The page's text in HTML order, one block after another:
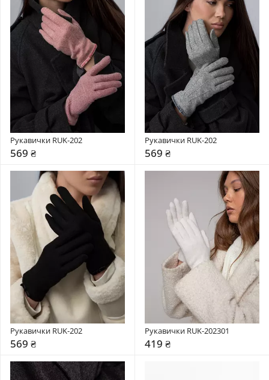
Рукавички RUK-202
569 ₴
Рукавички RUK-202
569 ₴
Рукавички RUK-202
569 ₴
Рукавички RUK-202301
419 ₴